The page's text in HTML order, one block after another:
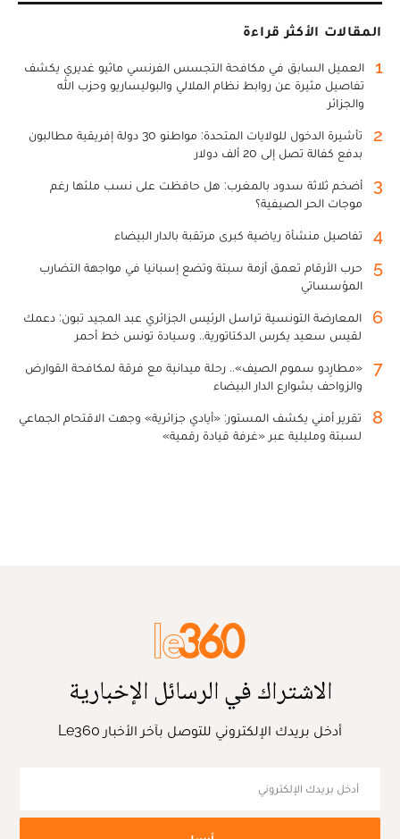
المقالات الأكثر قراءة
1
العميل السابق في مكافحة التجسس الفرنسي ماثيو غديري يكشف
تفاصيل مثيرة عن روابط نظام الملالي والبوليساريو وحزب الله
والجزائر
2
تأشيرة الدخول للولايات المتحدة: مواطنو 30 دولة إفريقية مطالبون
بدفع كفالة تصل إلى 20 ألف دولار
3
أضخم ثلاثة سدود بالمغرب: هل حافظت على نسب ملئها رغم
موجات الحر الصيفية؟
4 تفاصيل منشأة رياضية كبرى مرتقبة بالدار البيضاء
5
حرب الأرقام تعمق أزمة سبتة وتضع إسبانيا في مواجهة التضارب
المؤسساتي
6
المعارضة التونسية تراسل الرئيس الجزائري عبد المجيد تبون: دعمك
لقيس سعيد يكرس الدكتاتورية.. وسيادة تونس خط أحمر
7
«مطارِدو سموم الصيف».. رحلة ميدانية مع فرقة لمكافحة القوارض
والزواحف بشوارع الدار البيضاء
8
تقرير أمني يكشف المستور: «أيادي جزائرية» وجهت الاقتحام الجماعي
لسبتة ومليلية عبر «غرفة قيادة رقمية»
الاشتراك في الرسائل الإخبارية
أدخل بريدك الإلكتروني للتوصل بآخر الأخبار Le360